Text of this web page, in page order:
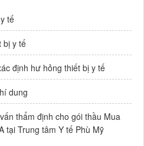
HỘI THI SÁNG TẠO KĨ
I
tế
bị y tế
định hư hỏng thiết bị y tế
dung
thẩm định cho gói thầu Mua
tại Trung tâm Y tế Phù Mỹ